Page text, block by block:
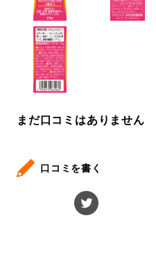
まだ口コミはありません
口コミを書く